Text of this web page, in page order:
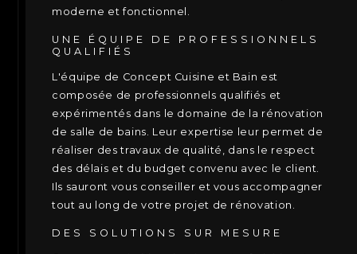
moderne et fonctionnel.
UNE ÉQUIPE DE PROFESSIONNELS
QUALIFIÉS
L'équipe de Concept Cuisine et Bain est
composée de professionnels qualifiés et
expérimentés dans le domaine de la rénovation
de salle de bains. Leur expertise leur permet de
réaliser des travaux de qualité, dans le respect
des délais et du budget convenu avec le client.
Ils sauront vous conseiller et vous accompagner
tout au long de votre projet de rénovation.
DES SOLUTIONS SUR MESURE